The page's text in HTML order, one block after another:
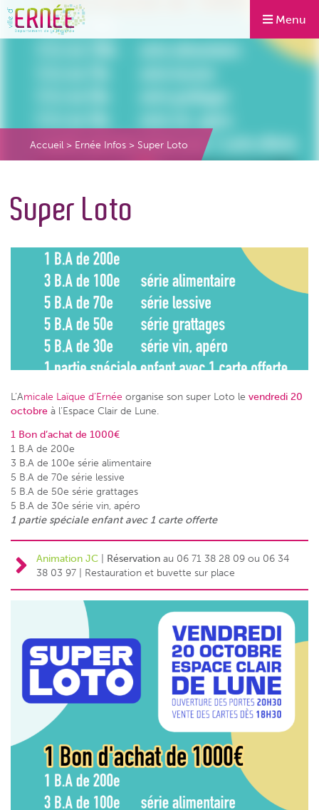
Menu
Accueil > Ernée Infos > Super Loto
Super Loto
L’Amicale Laïque d’Ernée organise son super Loto le vendredi 20
octobre à l’Espace Clair de Lune.
1 Bon d’achat de 1000€
1 B.A de 200e
3 B.A de 100e série alimentaire
5 B.A de 70e série lessive
5 B.A de 50e série grattages
5 B.A de 30e série vin, apéro
1 partie spéciale enfant avec 1 carte offerte
Animation JC | Réservation au 06 71 38 28 09 ou 06 34
38 03 97 | Restauration et buvette sur place